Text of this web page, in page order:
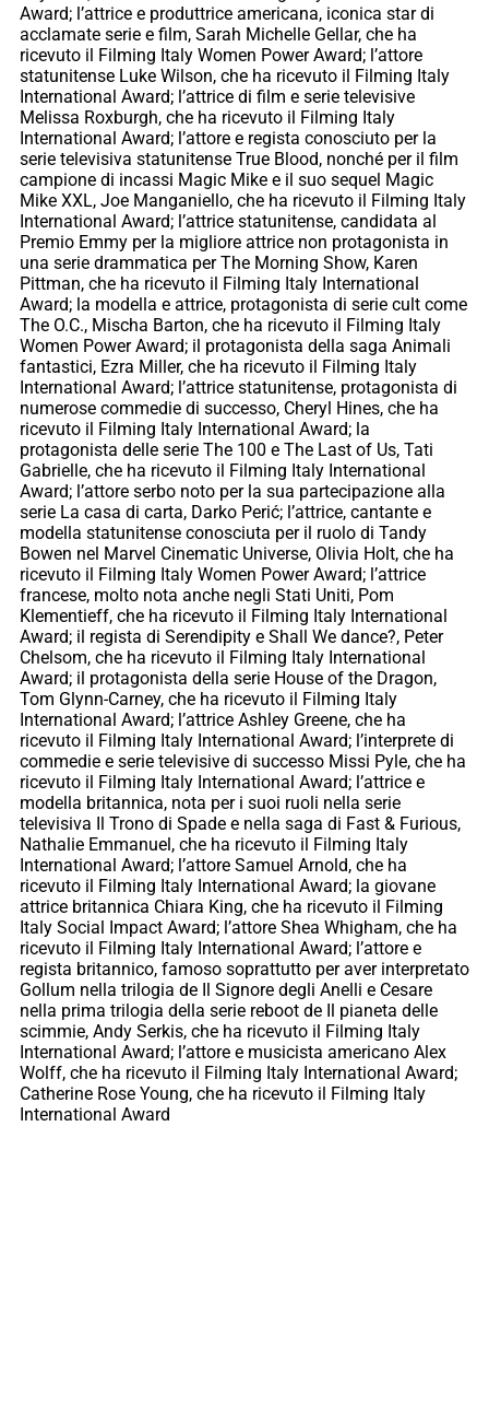
Award; l’attrice e produttrice americana, iconica star di
acclamate serie e film, Sarah Michelle Gellar, che ha
ricevuto il Filming Italy Women Power Award; l’attore
statunitense Luke Wilson, che ha ricevuto il Filming Italy
International Award; l’attrice di film e serie televisive
Melissa Roxburgh, che ha ricevuto il Filming Italy
International Award; l’attore e regista conosciuto per la
serie televisiva statunitense True Blood, nonché per il film
campione di incassi Magic Mike e il suo sequel Magic
Mike XXL, Joe Manganiello, che ha ricevuto il Filming Italy
International Award; l’attrice statunitense, candidata al
Premio Emmy per la migliore attrice non protagonista in
una serie drammatica per The Morning Show, Karen
Pittman, che ha ricevuto il Filming Italy International
Award; la modella e attrice, protagonista di serie cult come
The O.C., Mischa Barton, che ha ricevuto il Filming Italy
Women Power Award; il protagonista della saga Animali
fantastici, Ezra Miller, che ha ricevuto il Filming Italy
International Award; l’attrice statunitense, protagonista di
numerose commedie di successo, Cheryl Hines, che ha
ricevuto il Filming Italy International Award; la
protagonista delle serie The 100 e The Last of Us, Tati
Gabrielle, che ha ricevuto il Filming Italy International
Award; l’attore serbo noto per la sua partecipazione alla
serie La casa di carta, Darko Perić; l’attrice, cantante e
modella statunitense conosciuta per il ruolo di Tandy
Bowen nel Marvel Cinematic Universe, Olivia Holt, che ha
ricevuto il Filming Italy Women Power Award; l’attrice
francese, molto nota anche negli Stati Uniti, Pom
Klementieff, che ha ricevuto il Filming Italy International
Award; il regista di Serendipity e Shall We dance?, Peter
Chelsom, che ha ricevuto il Filming Italy International
Award; il protagonista della serie House of the Dragon,
Tom Glynn-Carney, che ha ricevuto il Filming Italy
International Award; l’attrice Ashley Greene, che ha
ricevuto il Filming Italy International Award; l’interprete di
commedie e serie televisive di successo Missi Pyle, che ha
ricevuto il Filming Italy International Award; l’attrice e
modella britannica, nota per i suoi ruoli nella serie
televisiva Il Trono di Spade e nella saga di Fast & Furious,
Nathalie Emmanuel, che ha ricevuto il Filming Italy
International Award; l’attore Samuel Arnold, che ha
ricevuto il Filming Italy International Award; la giovane
attrice britannica Chiara King, che ha ricevuto il Filming
Italy Social Impact Award; l’attore Shea Whigham, che ha
ricevuto il Filming Italy International Award; l’attore e
regista britannico, famoso soprattutto per aver interpretato
Gollum nella trilogia de Il Signore degli Anelli e Cesare
nella prima trilogia della serie reboot de Il pianeta delle
scimmie, Andy Serkis, che ha ricevuto il Filming Italy
International Award; l’attore e musicista americano Alex
Wolff, che ha ricevuto il Filming Italy International Award;
Catherine Rose Young, che ha ricevuto il Filming Italy
International Award